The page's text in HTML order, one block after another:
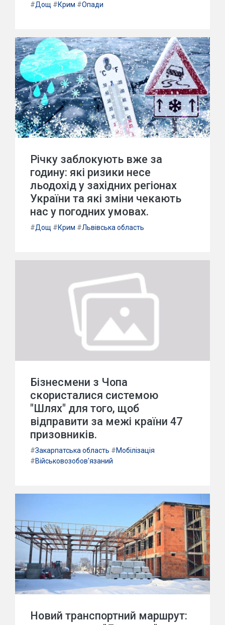
#Дощ #Крим #Опади
Річку заблокують вже за
годину: які ризики несе
льодохід у західних регіонах
України та які зміни чекають
нас у погодних умовах.
#Дощ #Крим #Львівська область
Бізнесмени з Чопа
скористалися системою
"Шлях" для того, щоб
відправити за межі країни 47
призовників.
#Закарпатська область #Мобілізація
#Військовозобов'язаний
Новий транспортний маршрут: